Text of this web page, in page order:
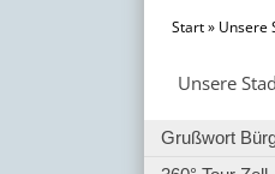
Start» Unsere
Unsere
Grußwort